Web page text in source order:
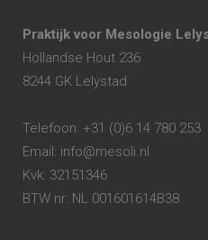
Praktijk voor Mesologie
Hollandse Hout 236
8244 GK Lelystad
Telefoon: +31 (0)6 14 780 253
Email: info@mesoli.nl
Kvk: 32151346
BTW nr: NL 001601614B38